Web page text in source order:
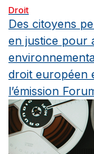
Droit
Des citoyens
en justice pour
droit européen
l’émission